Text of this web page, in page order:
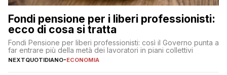
Fondi pensione per i liberi professionisti:
ecco di cosa si tratta
Fondi Pensione per liberi professionisti: così il Governo punta a
far entrare più della metà dei lavoratori in piani collettivi
NEXTQUOTIDIANO-ECONOMIA